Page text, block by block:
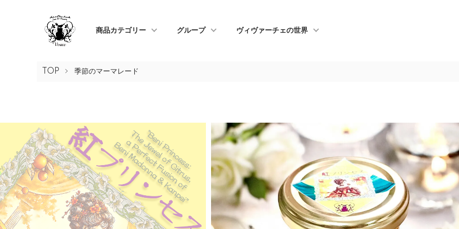
商品カテゴリー グループ ヴィヴァーチェの世界
TOP 季節のマーマレード